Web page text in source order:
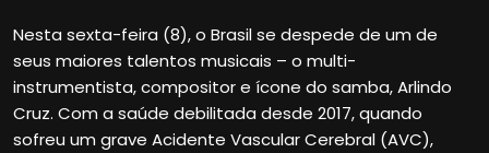
Nesta sexta-feira (8), o Brasil se despede de um de
seus maiores talentos musicais – o multi-
instrumentista, compositor e ícone do samba, Arlindo
Cruz. Com a saúde debilitada desde 2017, quando
sofreu um grave Acidente Vascular Cerebral (AVC),